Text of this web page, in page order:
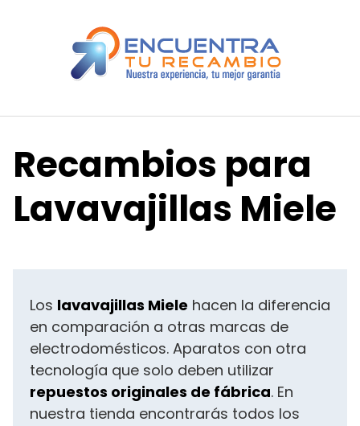
Recambios para
Lavavajillas Miele
Los lavavajillas Miele hacen la diferencia
en comparación a otras marcas de
electrodomésticos. Aparatos con otra
tecnología que solo deben utilizar
repuestos originales de fábrica. En
nuestra tienda encontrarás todos los